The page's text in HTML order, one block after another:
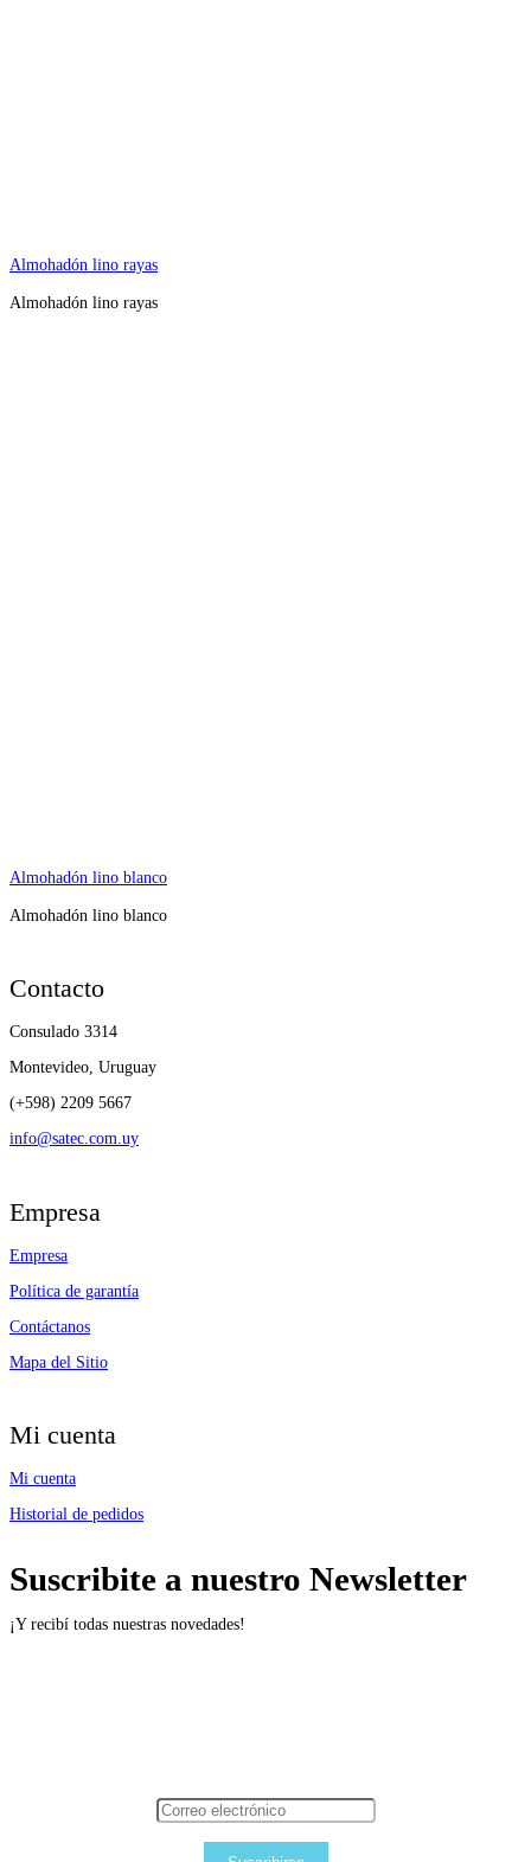
Almohadón lino rayas
Almohadón lino rayas
Almohadón lino blanco
Almohadón lino blanco
Contacto
Consulado 3314
Montevideo, Uruguay
(+598) 2209 5667
info@satec.com.uy
Empresa
Empresa
Política de garantía
Contáctanos
Mapa del Sitio
Mi cuenta
Mi cuenta
Historial de pedidos
Suscribite a nuestro Newsletter
¡Y recibí todas nuestras novedades!